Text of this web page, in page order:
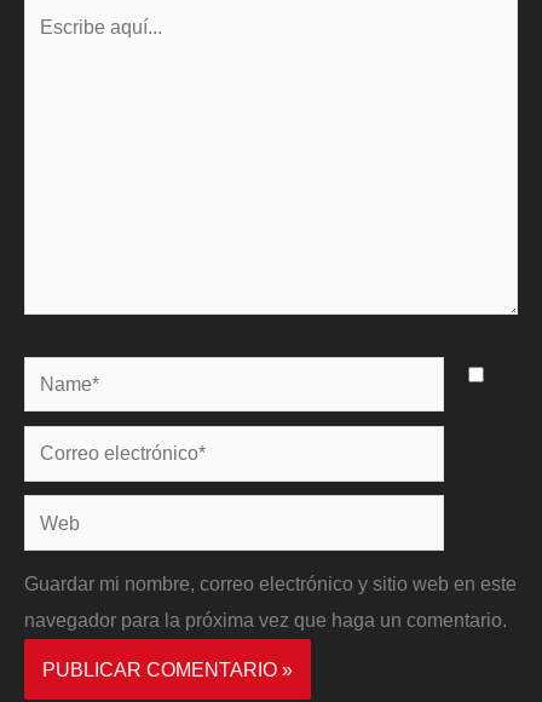
Name*
Correo
electrónico*
Web
Guardar mi nombre, correo electrónico y sitio web en este
navegador para la próxima vez que haga un comentario.